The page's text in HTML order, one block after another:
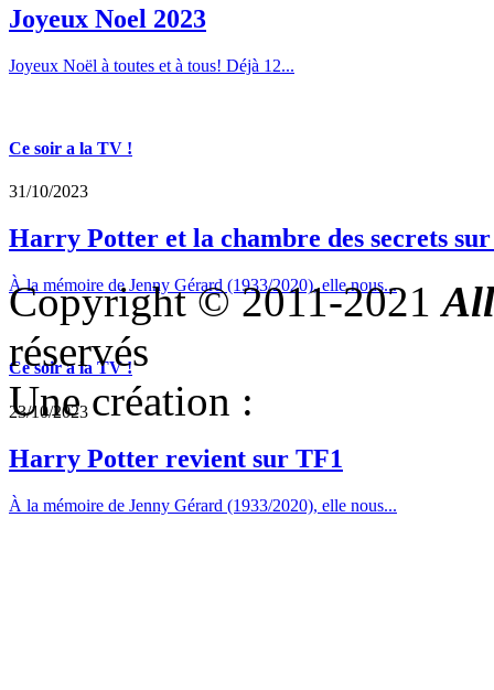
Joyeux Noel 2023
Joyeux Noël à toutes et à tous! Déjà 12...
Ce soir a la TV !
31/10/2023
Harry Potter et la chambre des secrets
À la mémoire de Jenny Gérard (1933/2020), elle nous...
Ce soir a la TV !
23/10/2023
Harry Potter revient sur TF1
À la mémoire de Jenny Gérard (1933/2020), elle nous...
Copyright © 2011-2021
réservés
Une création :